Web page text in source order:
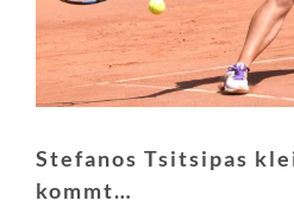
Stefanos Tsitsipas
kommt…